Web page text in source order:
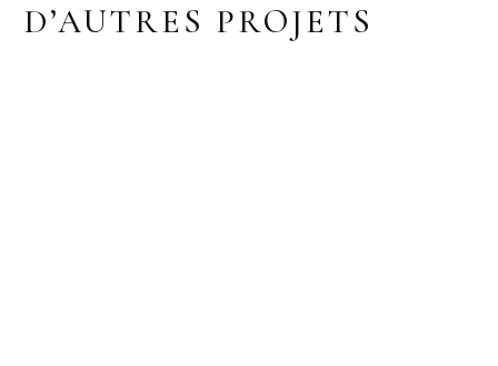
D’AUTRES PROJETS